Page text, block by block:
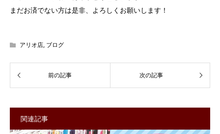
まだお済でない方は是非、よろしくお願いします！
アリオ店, ブログ
関連記事